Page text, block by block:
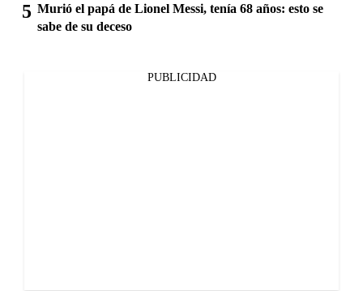
Murió el papá de Lionel Messi, tenía 68 años: esto se
sabe de su deceso
PUBLICIDAD